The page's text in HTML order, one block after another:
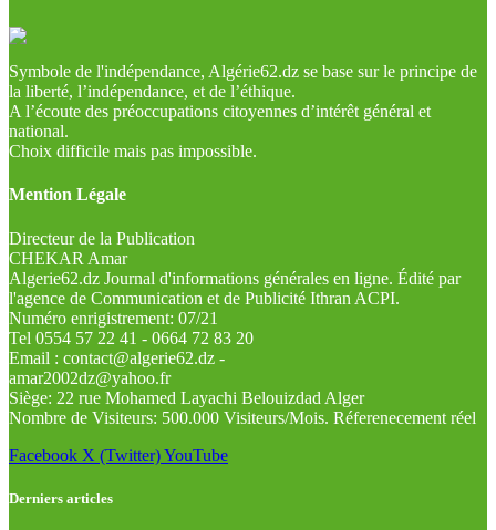
Symbole de l'indépendance, Algérie62.dz se base sur le principe de
la liberté, l’indépendance, et de l’éthique.
A l’écoute des préoccupations citoyennes d’intérêt général et
national.
Choix difficile mais pas impossible.
Mention Légale
Directeur de la Publication
CHEKAR Amar
Algerie62.dz Journal d'informations générales en ligne. Édité par
l'agence de Communication et de Publicité Ithran ACPI.
Numéro enrigistrement: 07/21
Tel 0554 57 22 41 - 0664 72 83 20
Email : contact@algerie62.dz -
amar2002dz@yahoo.fr
Siège: 22 rue Mohamed Layachi Belouizdad Alger
Nombre de Visiteurs: 500.000 Visiteurs/Mois. Réferenecement réel
Facebook X (Twitter)YouTube
Derniers articles